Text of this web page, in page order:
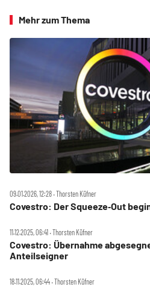
Mehr zum Thema
09.01.2026, 12:28 ‧ Thorsten Küfner
Covestro: Der Squeeze‑Out
11.12.2025, 06:41 ‧ Thorsten Küfner
Covestro: Übernahme
Anteilseigner
18.11.2025, 06:44 ‧ Thorsten Küfner